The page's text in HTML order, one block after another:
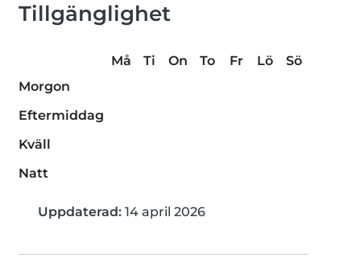
Tillgänglighet
Må Ti On To Fr Lö
Sö
Morgon
Eftermiddag
Kväll
Natt
Uppdaterad: 14 april 2026